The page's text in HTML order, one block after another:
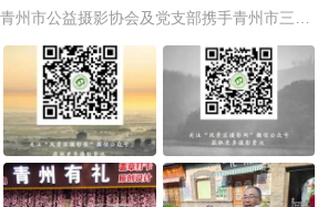
2024年7月20日下午，青州市公益摄影协会及党支部携手青州市三个妮文化创意工作室、中国风景区摄影网，举行了美丽中国乡村公益行走进青州古城采风活动，主要是 ...